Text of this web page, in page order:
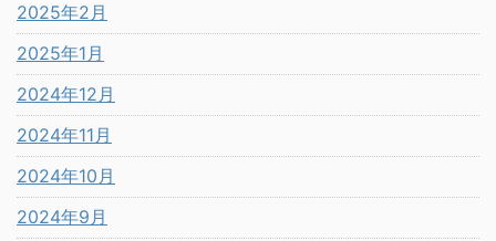
2025年2月
2025年1月
2024年12月
2024年11月
2024年10月
2024年9月